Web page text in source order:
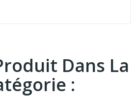
Dans La
: